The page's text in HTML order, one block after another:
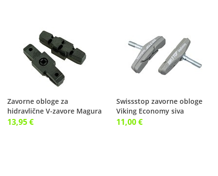
Zavorne obloge za
hidravlične V-zavore Magura
HS
13,95 €
Swissstop zavorne obloge
Viking Economy siva
11,00 €